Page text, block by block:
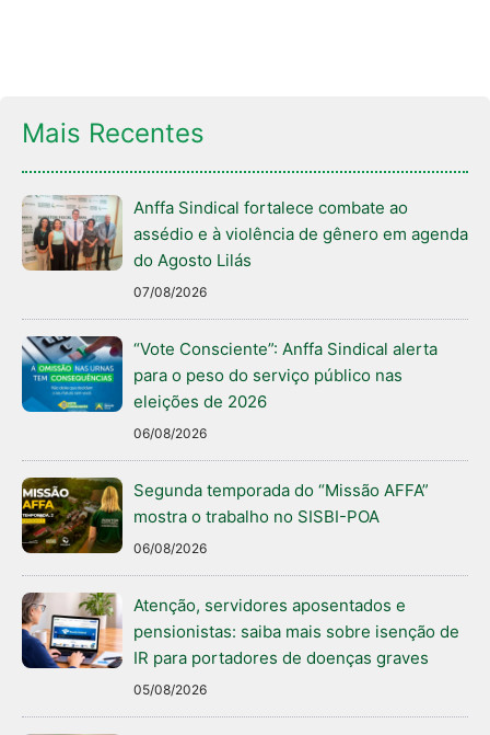
Mais Recentes
Anffa Sindical fortalece combate ao
assédio e à violência de gênero em agenda
do Agosto Lilás
07/08/2026
“Vote Consciente”: Anffa Sindical alerta
para o peso do serviço público nas
eleições de 2026
06/08/2026
Segunda temporada do “Missão AFFA”
mostra o trabalho no SISBI-POA
06/08/2026
Atenção, servidores aposentados e
pensionistas: saiba mais sobre isenção de
IR para portadores de doenças graves
05/08/2026